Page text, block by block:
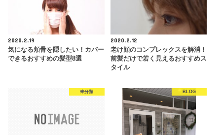
2020.2.19
気になる頬骨を隠したい！カバー
できるおすすめの髪型8選
2020.2.12
老け顔のコンプレックスを解消！
前髪だけで若く見えるおすすめス
タイル
未分類 BLOG